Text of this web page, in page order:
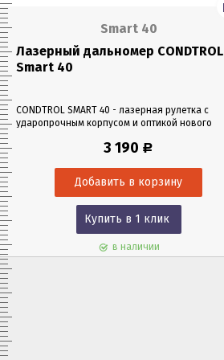
Smart 40
Лазерный дальномер CONDTROL
Smart 40
CONDTROL SMART 40 - лазерная рулетка с
ударопрочным корпусом и оптикой нового
в любых условиях освещения. Позволяет
помещениях на расстоянии до 40 м.
3 190 Р
Купить в 1 клик
в наличии